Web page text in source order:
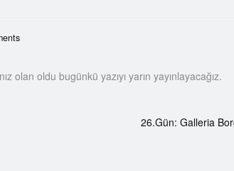
olan oldu bugünkü yazıyı yarın yayınlayacağız.
26.Gün: Galleria